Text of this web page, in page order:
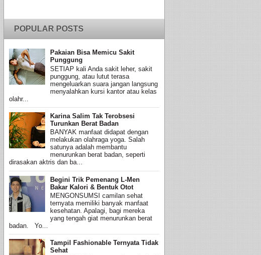
POPULAR POSTS
Pakaian Bisa Memicu Sakit
Punggung
SETIAP kali Anda sakit leher, sakit
punggung, atau lutut terasa
mengeluarkan suara jangan langsung
menyalahkan kursi kantor atau kelas
olahr...
Karina Salim Tak Terobsesi
Turunkan Berat Badan
BANYAK manfaat didapat dengan
melakukan olahraga yoga. Salah
satunya adalah membantu
menurunkan berat badan, seperti
dirasakan aktris dan ba...
Begini Trik Pemenang L-Men
Bakar Kalori & Bentuk Otot
MENGONSUMSI camilan sehat
ternyata memiliki banyak manfaat
kesehatan. Apalagi, bagi mereka
yang tengah giat menurunkan berat
badan. Yo...
Tampil Fashionable Ternyata Tidak
Sehat